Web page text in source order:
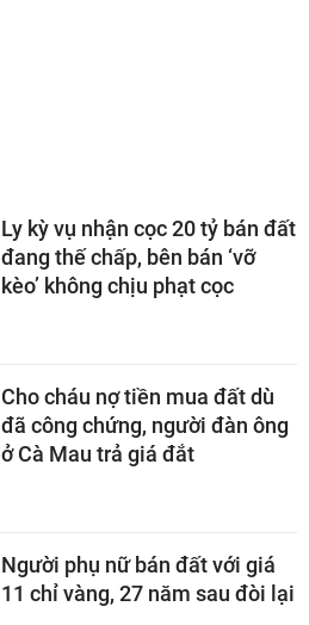
Ly kỳ vụ nhận cọc 20 tỷ bán đất
đang thế chấp, bên bán ‘vỡ
kèo’ không chịu phạt cọc
Cho cháu nợ tiền mua đất dù
đã công chứng, người đàn ông
ở Cà Mau trả giá đắt
Người phụ nữ bán đất với giá
11 chỉ vàng, 27 năm sau đòi lại